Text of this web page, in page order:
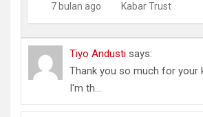
7 bulan ago Kabar Trust
Tiyo Andusti says:
Thank you so much for your
I'm th...